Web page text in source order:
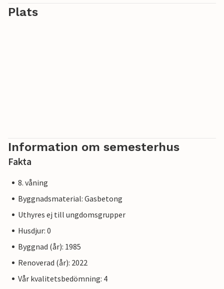
Plats
Information om semesterhus
Fakta
8. våning
Byggnadsmaterial: Gasbetong
Uthyres ej till ungdomsgrupper
Husdjur: 0
Byggnad (år): 1985
Renoverad (år): 2022
Vår kvalitetsbedömning: 4